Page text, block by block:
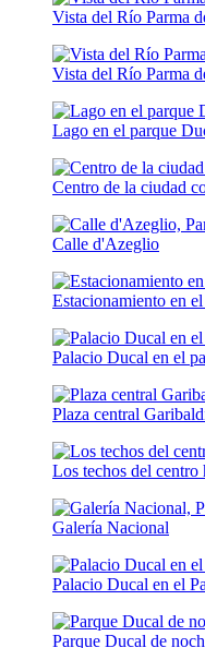
Vista del Río Parma
Vista del Río Parma
Lago en el parque
Centro de la ciudad
Calle d'Azeglio
Estacionamiento en
Palacio Ducal en el
Plaza central
Los techos del centro
Galería Nacional
Palacio Ducal en el
Parque Ducal de